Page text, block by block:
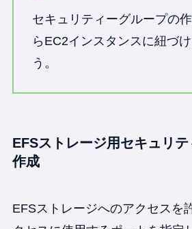
セキュリティーグループの
らEC2インスタンスに紐づ
う。
EFSストレージ用セキュリ
作成
EFSストレージへのアクセスを